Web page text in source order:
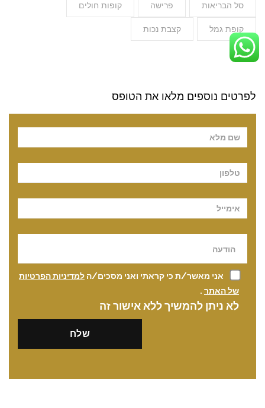
סל הבריאות פרישה קופות חולים
קופת גמל קצבת נכות
לפרטים נוספים מלאו את הטופס
אני מאשר/ת כי קראתי ואני מסכים/ה למדיניות הפרטיות
של האתר .
לא ניתן להמשיך ללא אישור זה